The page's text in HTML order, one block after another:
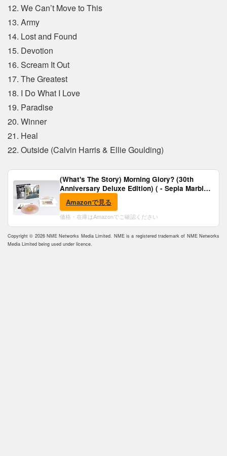
12. We Can’t Move to This
13. Army
14. Lost and Found
15. Devotion
16. Scream It Out
17. The Greatest
18. I Do What I Love
19. Paradise
20. Winner
21. Heal
22. Outside (Calvin Harris & Ellie Goulding)
(What's The Story) Morning Glory? (30th
Anniversary Deluxe Edition) ( - Sepia Marble
Vinyl) [Analog]
Amazonで見る
価格・在庫はAmazonでご確認ください
Copyright © 2026 NME Networks Media Limited. NME is a registered trademark of NME Networks
Media Limited being used under licence.